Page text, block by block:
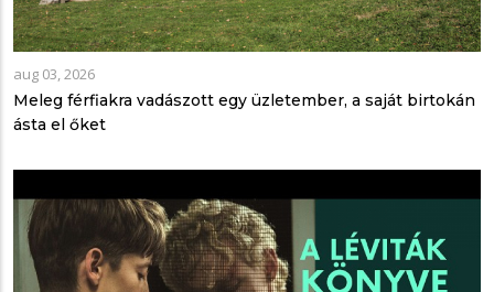
aug 03, 2026
Meleg férfiakra vadászott egy üzletember, a saját birtokán
ásta el őket